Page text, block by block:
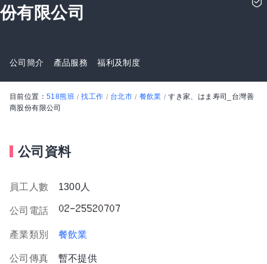
份有限公司
公司簡介 產品服務 福利及制度
目前位置： 518熊班 / 找工作 / 台北市 / 餐飲業 / すき家、はま寿司_台灣善
商股份有限公司
公司資料
員工人數 1300人
公司電話
產業類別 餐飲業
公司傳真 暫不提供